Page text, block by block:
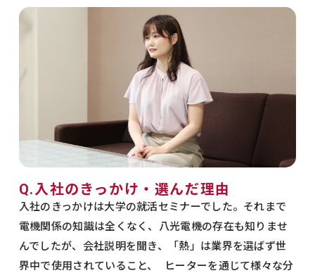
Q.入社のきっかけ・選んだ理由
入社のきっかけは大学の就活セミナーでした。それまで
電機関係の知識は全くなく、八光電機の存在も知りませ
んでしたが、会社説明を聞き、「熱」は業界を選ばず世
界中で使用されていること、 ヒーターを通じて様々な分